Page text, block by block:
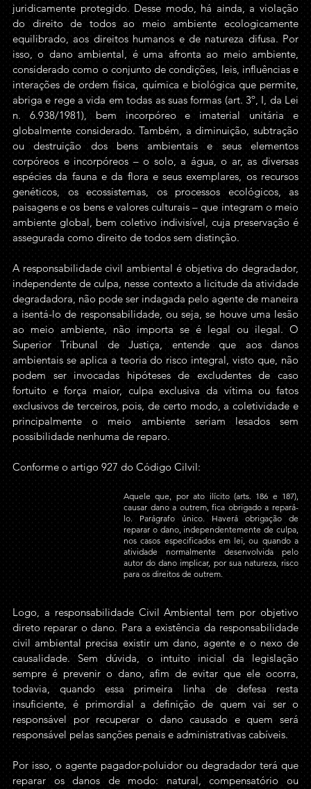
juridicamente protegido. Desse modo, há ainda, a violação
do direito de todos ao meio ambiente ecologicamente
equilibrado, aos direitos humanos e de natureza difusa. Por
isso, o dano ambiental, é uma afronta ao meio ambiente,
considerado como o conjunto de condições, leis, influências e
interações de ordem física, química e biológica que permite,
abriga e rege a vida em todas as suas formas (art. 3º, I, da Lei
n. 6.938/1981), bem incorpóreo e imaterial unitária e
globalmente considerado. Também, a diminuição, subtração
ou destruição dos bens ambientais e seus elementos
corpóreos e incorpóreos – o solo, a água, o ar, as diversas
espécies da fauna e da flora e seus exemplares, os recursos
genéticos, os ecossistemas, os processos ecológicos, as
paisagens e os bens e valores culturais – que integram o meio
ambiente global, bem coletivo indivisível, cuja preservação é
assegurada como direito de todos sem distinção.
A responsabilidade civil ambiental é objetiva do degradador,
independente de culpa, nesse contexto a licitude da atividade
degradadora, não pode ser indagada pelo agente de maneira
a isentá-lo de responsabilidade, ou seja, se houve uma lesão
ao meio ambiente, não importa se é legal ou ilegal. O
Superior Tribunal de Justiça, entende que aos danos
ambientais se aplica a teoria do risco integral, visto que, não
podem ser invocadas hipóteses de excludentes de caso
fortuito e força maior, culpa exclusiva da vítima ou fatos
exclusivos de terceiros, pois, de certo modo, a coletividade e
principalmente o meio ambiente seriam lesados sem
possibilidade nenhuma de reparo.
Conforme o artigo 927 do Código Cilvil:
Aquele que, por ato ilícito (arts. 186 e 187),
causar dano a outrem, fica obrigado a repará-
lo. Parágrafo único. Haverá obrigação de
reparar o dano, independentemente de culpa,
nos casos especificados em lei, ou quando a
atividade normalmente desenvolvida pelo
autor do dano implicar, por sua natureza, risco
para os direitos de outrem.
Logo, a responsabilidade Civil Ambiental tem por objetivo
direto reparar o dano. Para a existência da responsabilidade
civil ambiental precisa existir um dano, agente e o nexo de
causalidade. Sem dúvida, o intuito inicial da legislação
sempre é prevenir o dano, afim de evitar que ele ocorra,
todavia, quando essa primeira linha de defesa resta
insuficiente, é primordial a definição de quem vai ser o
responsável por recuperar o dano causado e quem será
responsável pelas sanções penais e administrativas cabíveis.
Por isso, o agente pagador-poluidor ou degradador terá que
reparar os danos de modo: natural, compensatório ou